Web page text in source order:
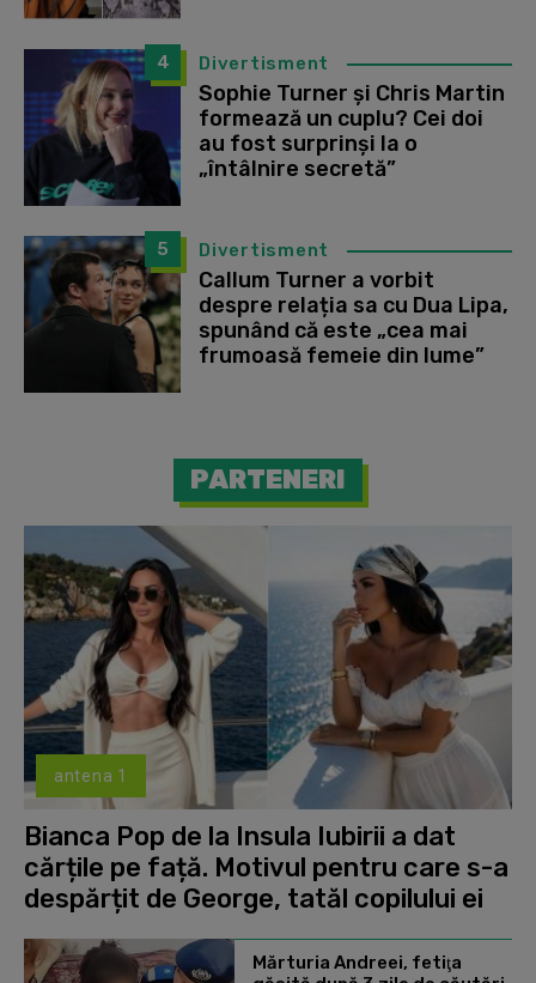
4 Divertisment
Sophie Turner și Chris Martin
formează un cuplu? Cei doi
au fost surprinși la o
„întâlnire secretă”
5 Divertisment
Callum Turner a vorbit
despre relația sa cu Dua Lipa,
spunând că este „cea mai
frumoasă femeie din lume”
PARTENERI
antena 1
Bianca Pop de la Insula Iubirii a dat
cărțile pe față. Motivul pentru care s-a
despărțit de George, tatăl copilului ei
Mărturia Andreei, fetiţa